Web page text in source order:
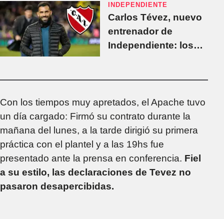
INDEPENDIENTE
Carlos Tévez, nuevo
entrenador de
Independiente: los
Con los tiempos muy apretados, el Apache tuvo
un día cargado: Firmó su contrato durante la
mañana del lunes, a la tarde dirigió su primera
práctica con el plantel y a las 19hs fue
presentado ante la prensa en conferencia. Fiel
a su estilo, las declaraciones de Tevez no
pasaron desapercibidas.